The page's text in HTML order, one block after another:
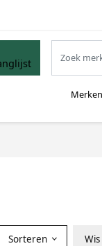
Merken
Sorteren Wis